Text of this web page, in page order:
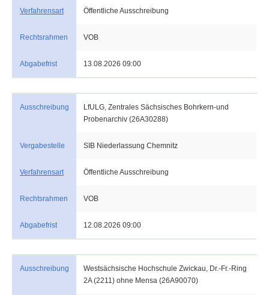
Verfahrensart Öffentliche Ausschreibung
Rechtsrahmen VOB
Abgabefrist 13.08.2026 09:00
Ausschreibung
LfULG, Zentrales Sächsisches Bohrkern-und
Probenarchiv (26A30288)
Vergabestelle SIB Niederlassung Chemnitz
Verfahrensart Öffentliche Ausschreibung
Rechtsrahmen VOB
Abgabefrist 12.08.2026 09:00
Ausschreibung
Westsächsische Hochschule Zwickau, Dr.-Fr.-Ring
2A (2211) ohne Mensa (26A90070)